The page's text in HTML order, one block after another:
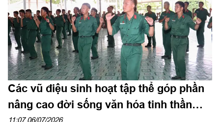
Các vũ điệu sinh hoạt tập thể góp phần
nâng cao đời sống văn hóa tinh thần
11:07 06/07/2026